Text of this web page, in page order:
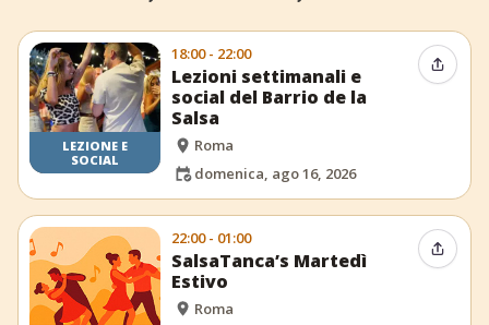
LEZIONE E
SOCIAL
18:00 - 22:00
Lezioni settimanali e
social del Barrio de la
Salsa
Roma
domenica, ago 16, 2026
22:00 - 01:00
SalsaTanca’s Martedì
Estivo
Roma